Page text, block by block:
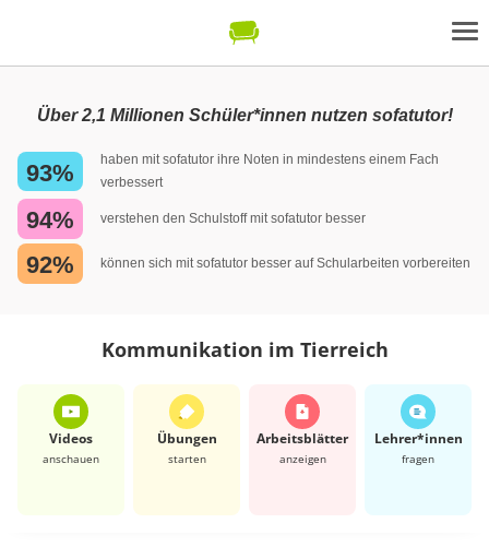
Über 2,1 Millionen Schüler*innen nutzen sofatutor!
93%
haben mit sofatutor ihre Noten in mindestens einem Fach
verbessert
94% verstehen den Schulstoff mit sofatutor besser
92% können sich mit sofatutor besser auf Schularbeiten vorbereiten
Kommunikation im Tierreich
Videos
anschauen
Übungen
starten
Arbeits­blätter
anzeigen
Lehrer*​innen
fragen